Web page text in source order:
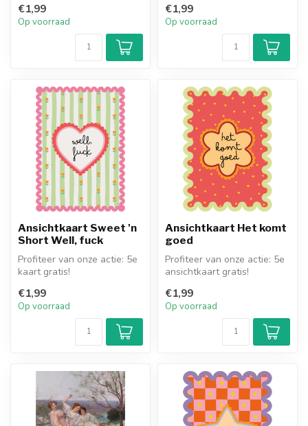
€1,99
Op voorraad
€1,99
Op voorraad
Ansichtkaart Sweet 'n
Short Well, fuck
Profiteer van onze actie: 5e
kaart gratis!
€1,99
Op voorraad
Ansichtkaart Het komt
goed
Profiteer van onze actie: 5e
ansichtkaart gratis!
€1,99
Op voorraad